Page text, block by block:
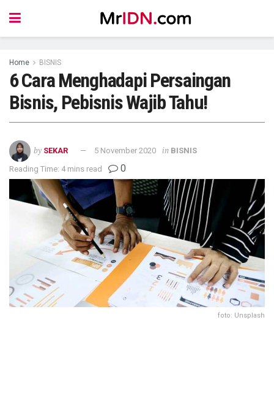
Home BISNIS
6 Cara Menghadapi Persaingan
Bisnis, Pebisnis Wajib Tahu!
by SEKAR 5 November 2020 in BISNIS
Reading Time: 4 mins read 0
foto: Unsplash